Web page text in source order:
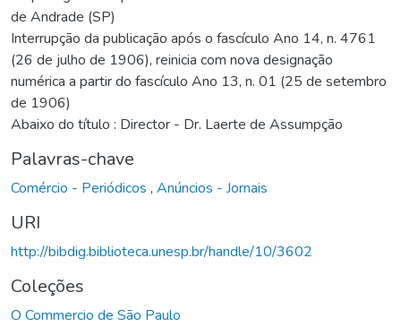
de Andrade (SP)
Interrupção da publicação após o fascículo Ano 14, n. 4761
(26 de julho de 1906), reinicia com nova designação
numérica a partir do fascículo Ano 13, n. 01 (25 de setembro
de 1906)
Abaixo do título : Director - Dr. Laerte de Assumpção
Palavras-chave
Comércio - Periódicos , Anúncios - Jornais
URI
http://bibdig.biblioteca.unesp.br/handle/10/3602
Coleções
O Commercio de São Paulo